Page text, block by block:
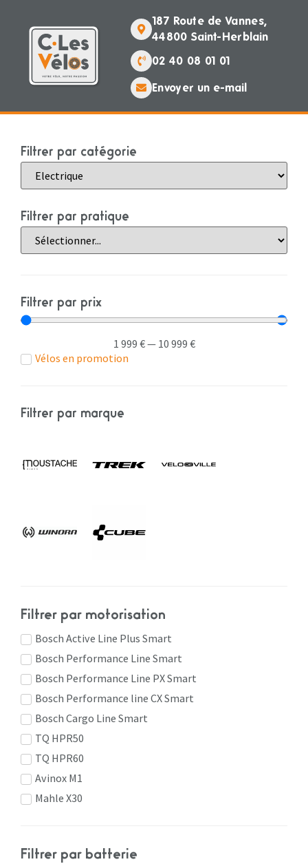
187 Route de Vannes,
44800 Saint-Herblain
02 40 08 01 01
Envoyer un e-mail
Filtrer par catégorie
Filtrer par pratique
Filtrer par prix
1 999 €— 10 999 €
Vélos en promotion
Filtrer par marque
Filtrer par motorisation
Bosch Active Line Plus Smart
Bosch Performance Line Smart
Bosch Performance Line PX Smart
Bosch Performance line CX Smart
Bosch Cargo Line Smart
TQ HPR50
TQ HPR60
Avinox M1
Mahle X30
Filtrer par batterie